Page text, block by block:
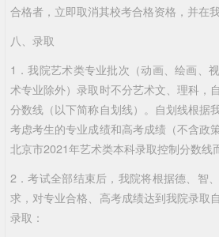
合格者，立即取消其校考合格资格，并在
八、录取
1．我院艺术类专业批次（动画、绘画、
术专业除外）录取时不分艺术文、理科，
分数线（以下简称自划线）。自划线根据
考虑考生的专业成绩和高考成绩（不含政
北京市2021年艺术类本科录取控制分数线
2．考试全部结束后，我院将根据德、智
求，对专业合格、高考成绩达到我院录取
录取：